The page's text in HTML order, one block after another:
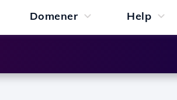
Domener Help